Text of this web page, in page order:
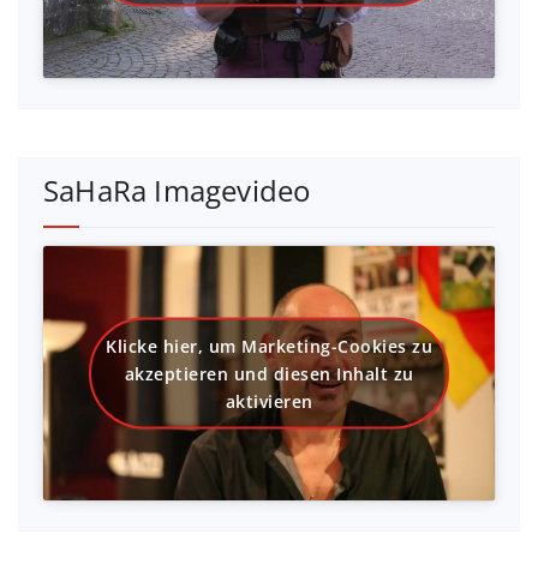
SaHaRa Imagevideo
Klicke hier, um Marketing-Cookies zu
akzeptieren und diesen Inhalt zu
aktivieren